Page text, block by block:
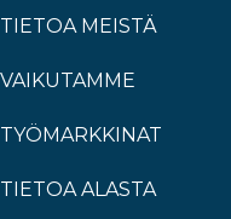
TIETOA MEISTÄ
VAIKUTAMME
TYÖMARKKINAT
TIETOA ALASTA